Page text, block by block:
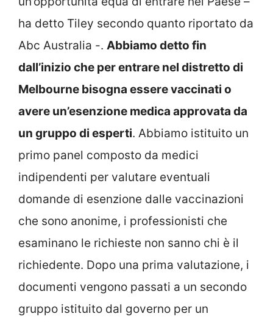
ha detto Tiley secondo quanto riportato da
Abc Australia -. Abbiamo detto fin
dall’inizio che per entrare nel distretto di
Melbourne bisogna essere vaccinati o
avere un’esenzione medica approvata da
un gruppo di esperti. Abbiamo istituito un
primo panel composto da medici
indipendenti per valutare eventuali
domande di esenzione dalle vaccinazioni
che sono anonime, i professionisti che
esaminano le richieste non sanno chi è il
richiedente. Dopo una prima valutazione, i
documenti vengono passati a un secondo
gruppo istituito dal governo per un